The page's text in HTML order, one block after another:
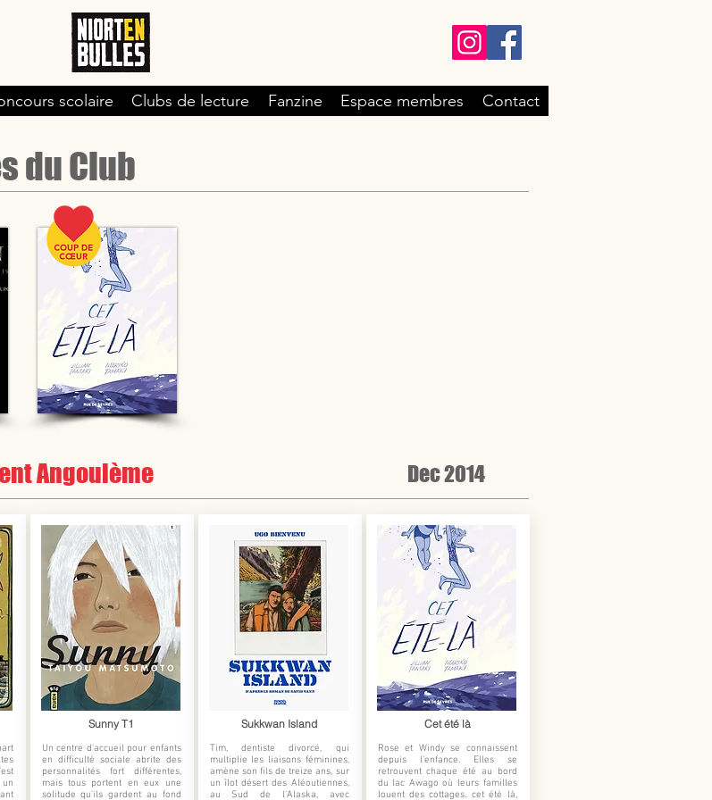
scolaire Clubs de lecture Fanzine Espace membres Contact
du Club
Angoulème Dec 2014
Sunny T1
Un centre d'accueil pour enfants
en difficulté sociale abrite des
personnalités fort différentes,
mais tous portent en eux une
solitude qu'ils gardent au fond
Sukkwan Island
Tim, dentiste divorcé, qui
multiplie les liaisons féminines,
amène son fils de treize ans, sur
un îlot désert des Aléoutiennes,
au Sud de l'Alaska, avec
Cet été là
Rose et Windy se connaissent
depuis l'enfance. Elles se
retrouvent chaque été au bord
du lac Awago où leurs familles
louent des cottages. cet été là,